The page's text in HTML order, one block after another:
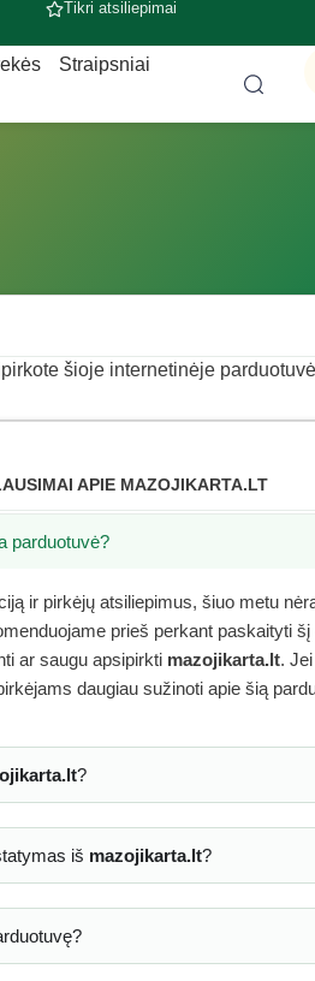
Tikri atsiliepimai
Straipsniai
šioje internetinėje
APIE MAZOJIKARTA.LT
parduotuvė?
ir pirkėjų atsiliepimus, šiuo metu
prieš perkant paskaityti šį
ar saugu apsipirkti mazojikarta.lt.
daugiau sužinoti apie šią
?
iš mazojikarta.lt?